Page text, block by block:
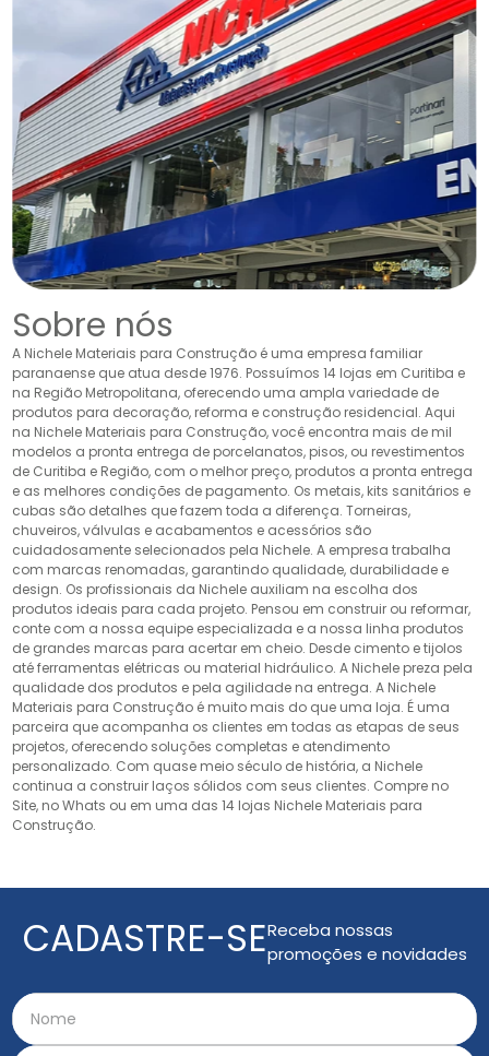
Sobre nós
A Nichele Materiais para Construção é uma empresa familiar
paranaense que atua desde 1976. Possuímos 14 lojas em Curitiba e
na Região Metropolitana, oferecendo uma ampla variedade de
produtos para decoração, reforma e construção residencial. Aqui
na Nichele Materiais para Construção, você encontra mais de mil
modelos a pronta entrega de porcelanatos, pisos, ou revestimentos
de Curitiba e Região, com o melhor preço, produtos a pronta entrega
e as melhores condições de pagamento. Os metais, kits sanitários e
cubas são detalhes que fazem toda a diferença. Torneiras,
chuveiros, válvulas e acabamentos e acessórios são
cuidadosamente selecionados pela Nichele. A empresa trabalha
com marcas renomadas, garantindo qualidade, durabilidade e
design. Os profissionais da Nichele auxiliam na escolha dos
produtos ideais para cada projeto. Pensou em construir ou reformar,
conte com a nossa equipe especializada e a nossa linha produtos
de grandes marcas para acertar em cheio. Desde cimento e tijolos
até ferramentas elétricas ou material hidráulico. A Nichele preza pela
qualidade dos produtos e pela agilidade na entrega. A Nichele
Materiais para Construção é muito mais do que uma loja. É uma
parceira que acompanha os clientes em todas as etapas de seus
projetos, oferecendo soluções completas e atendimento
personalizado. Com quase meio século de história, a Nichele
continua a construir laços sólidos com seus clientes. Compre no
Site, no Whats ou em uma das 14 lojas Nichele Materiais para
Construção.
CADASTRE-SEReceba nossas
promoções e novidades